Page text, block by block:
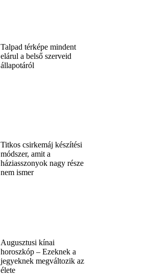
Talpad térképe mindent
elárul a belső szerveid
állapotáról
Titkos csirkemáj készítési
módszer, amit a
háziasszonyok nagy része
nem ismer
Augusztusi kínai
horoszkóp – Ezeknek a
jegyeknek megváltozik az
élete